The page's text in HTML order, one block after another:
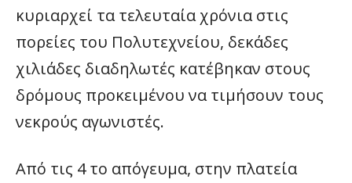
κυριαρχεί τα τελευταία χρόνια στις
πορείες του Πολυτεχνείου, δεκάδες
χιλιάδες διαδηλωτές κατέβηκαν στους
δρόμους προκειμένου να τιμήσουν τους
νεκρούς αγωνιστές.
Από τις 4 το απόγευμα, στην πλατεία